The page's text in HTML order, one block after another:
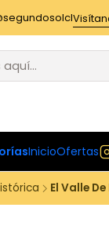
InicioOfertas
El Valle